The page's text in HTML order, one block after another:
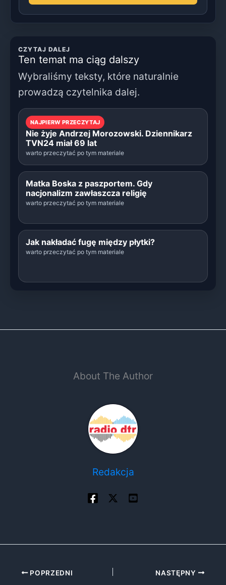
CZYTAJ DALEJ
Ten temat ma ciąg dalszy
Wybraliśmy teksty, które naturalnie
prowadzą czytelnika dalej.
NAJPIERW PRZECZYTAJ
Nie żyje Andrzej Morozowski. Dziennikarz
TVN24 miał 69 lat
warto przeczytać po tym materiale
Matka Boska z paszportem. Gdy
nacjonalizm zawłaszcza religię
warto przeczytać po tym materiale
Jak nakładać fugę między płytki?
warto przeczytać po tym materiale
About The Author
Redakcja
POPRZEDNI NASTĘPNY